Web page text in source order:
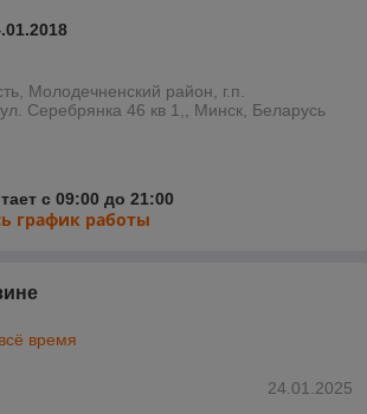
Молодечненский район, г.п.
Серебрянка 46 кв 1,, Минск, Беларусь
с 09:00 до 21:00
график работы
время
24.01.2025